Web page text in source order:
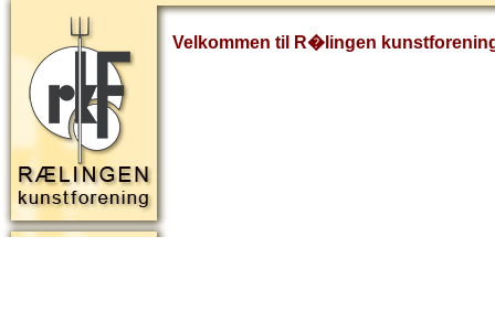
Velkommen til R�lingen